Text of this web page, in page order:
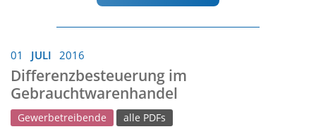
01 JULI 2016
Differenzbesteuerung im
Gebrauchtwarenhandel
Gewerbetreibende alle PDFs